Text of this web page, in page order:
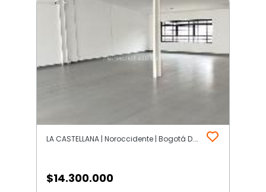
LA CASTELLANA | Noroccidente | Bogotá D.C.
$14.300.000